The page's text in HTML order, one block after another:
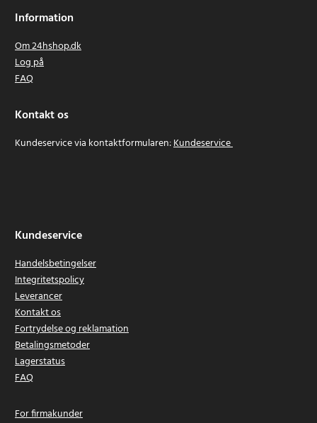
Information
Om 24hshop.dk
Log på
FAQ
Kontakt os
Kundeservice via kontaktformularen:Kundeservice
Kundeservice
Handelsbetingelser
Integritetspolicy
Leverancer
Kontakt os
Fortrydelse og reklamation
Betalingsmetoder
Lagerstatus
FAQ
For firmakunder